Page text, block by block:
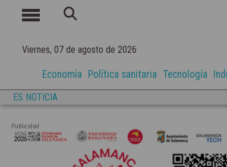
Viernes, 07 de agosto de 2026
Economía Política sanitaria Tecnología
ES NOTICIA
Publicidad